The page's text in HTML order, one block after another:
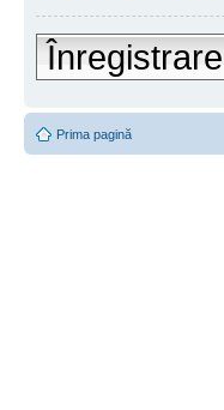
Înregistrare
Prima pagină